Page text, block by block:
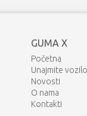
GUMA X
Početna
Unajmite vozilo
Novosti
O nama
Kontakti